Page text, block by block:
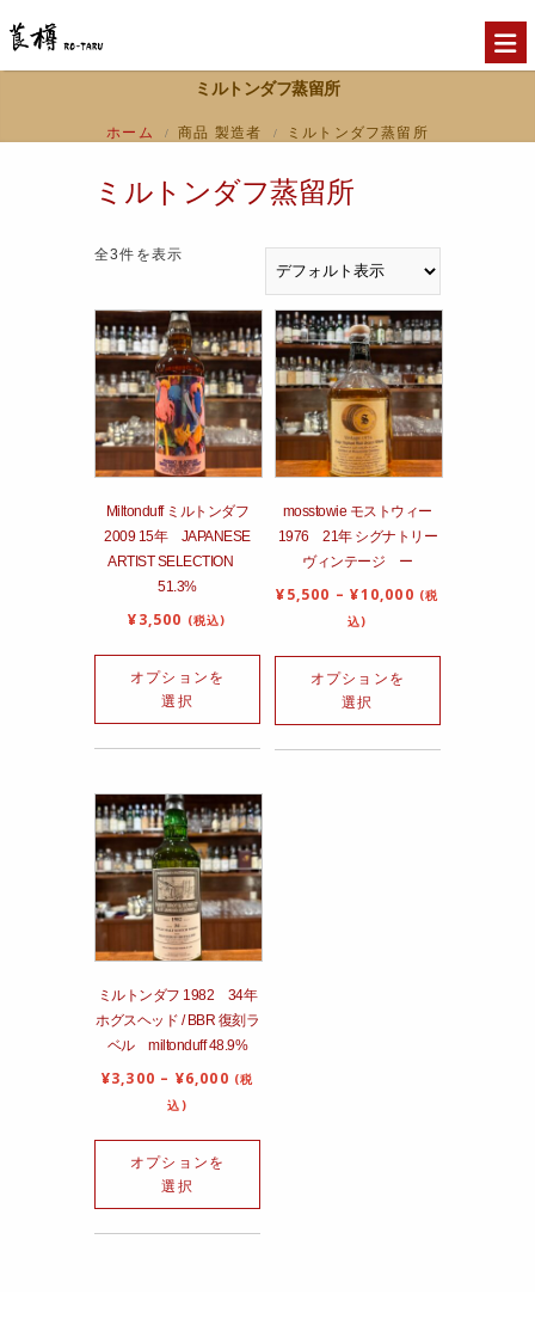
ミルトンダフ蒸留所
ホーム / 商品 製造者 / ミルトンダフ蒸留所
ミルトンダフ蒸留所
全3件を表示
Miltonduff ミルトンダフ
2009 15年 JAPANESE
ARTIST SELECTION
51.3%
¥3,500 (税込)
オプションを
選択
mosstowie モストウィー
1976 21年 シグナトリー
ヴィンテージ ー
¥5,500 –¥10,000 (税
込)
オプションを
選択
ミルトンダフ 1982 34年
ホグスヘッド / BBR 復刻ラ
ベル miltonduff 48.9%
¥3,300 – ¥6,000 (税
込)
オプションを
選択